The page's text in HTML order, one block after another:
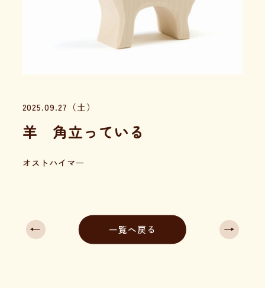
2025.09.27（土）
羊 角立っている
オストハイマー
← →
一覧へ戻る